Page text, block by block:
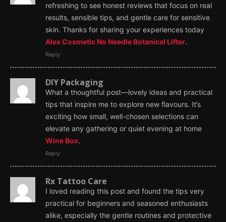
refreshing to see honest reviews that focus on real
results, sensible tips, and gentle care for sensitive
skin. Thanks for sharing your experiences today
Alex Cosmetic No Needle Botanical Lifter.
Reply
DIY Packaging
What a thoughtful post—lovely ideas and practical
tips that inspire me to explore new flavours. It’s
exciting how small, well-chosen selections can
elevate any gathering or quiet evening at home
Wine Box.
Reply
Rx Tattoo Care
I loved reading this post and found the tips very
practical for beginners and seasoned enthusiasts
alike, especially the gentle routines and protective